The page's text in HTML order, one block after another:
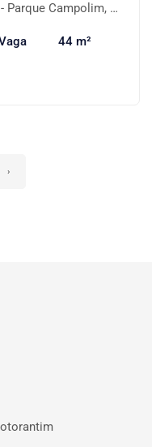
Campolim, Sorocaba-SP
44 m²
›